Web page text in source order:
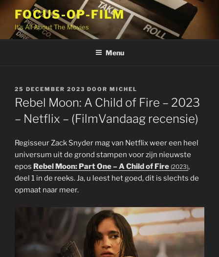
inhoud
FOCUS-OP-FILM
It's All About The Movies
Menu
GEPLAATST
OP
25 DECEMBER 2023 DOOR MICHEL
Rebel Moon: A Child of Fire – 2023
– Netflix – (FilmVandaag recensie)
Regisseur Zack Snyder mag van Netflix weer een heel
universum uit de grond stampen voor zijn nieuwste
epos Rebel Moon: Part One – A Child of Fire (2023),
deel 1 in de reeks. Ja, u leest het goed, dit is slechts de
opmaat naar meer.